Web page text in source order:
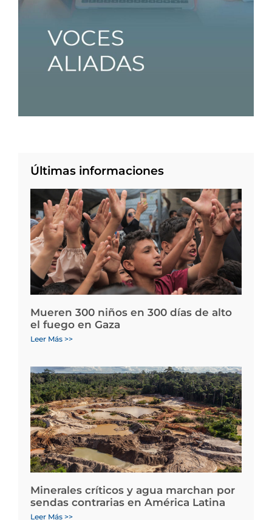
Últimas informaciones
Mueren 300 niños en 300 días de alto
el fuego en Gaza
Leer Más >>
Minerales críticos y agua marchan por
sendas contrarias en América Latina
Leer Más >>